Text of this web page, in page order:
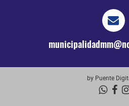
by Puente